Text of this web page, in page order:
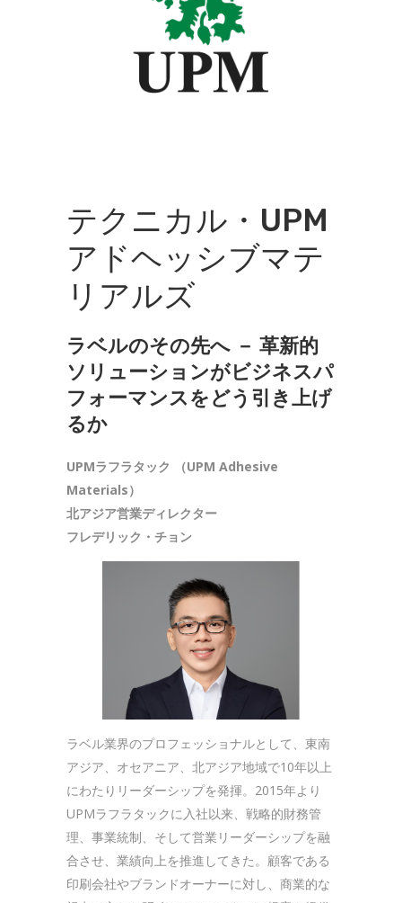
テクニカル・UPM
アドヘッシブマテ
リアルズ
ラベルのその先へ － 革新的
ソリューションがビジネスパ
フォーマンスをどう引き上げ
るか
UPMラフラタック （UPM Adhesive
Materials）
北アジア営業ディレクター
フレデリック・チョン
ラベル業界のプロフェッショナルとして、東南
アジア、オセアニア、北アジア地域で10年以上
にわたりリーダーシップを発揮。2015年より
UPMラフラタックに入社以来、戦略的財務管
理、事業統制、そして営業リーダーシップを融
合させ、業績向上を推進してきた。顧客である
印刷会社やブランドオーナーに対し、商業的な